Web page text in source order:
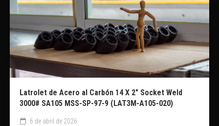
Latrolet de Acero al Carbón 14 X 2″ Socket Weld
3000# SA105 MSS-SP-97-9 (LAT3M-A105-020)
6 de abril de 2026